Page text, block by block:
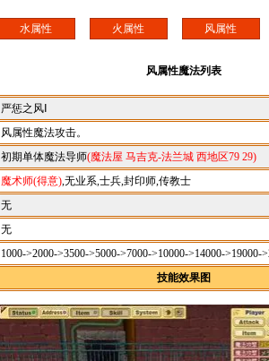
水属性 火属性 风属性
风属性魔法列表
严惩之风Ⅰ
风属性魔法攻击。
初期单体魔法导师(魔法屋 马吉克-法兰城 西地区79 29)
魔术师(得意),无业系,士兵,封印师,传教士
无
无
1000->2000->3500->5000->7000->10000->14000->19000-
技能效果图